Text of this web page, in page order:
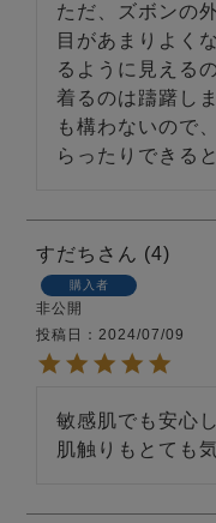
ただ、ズボンの
目があまりよく
るように見える
着るのは躊躇し
も構わないので
らったりできる
すだち 4
購入者
非公開
投稿日
2024/07/09
敏感肌でも安心
肌触りもとても